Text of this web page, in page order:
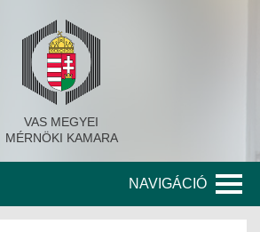
VAS MEGYEI
MÉRNÖKI KAMARA
NAVIGÁCIÓ